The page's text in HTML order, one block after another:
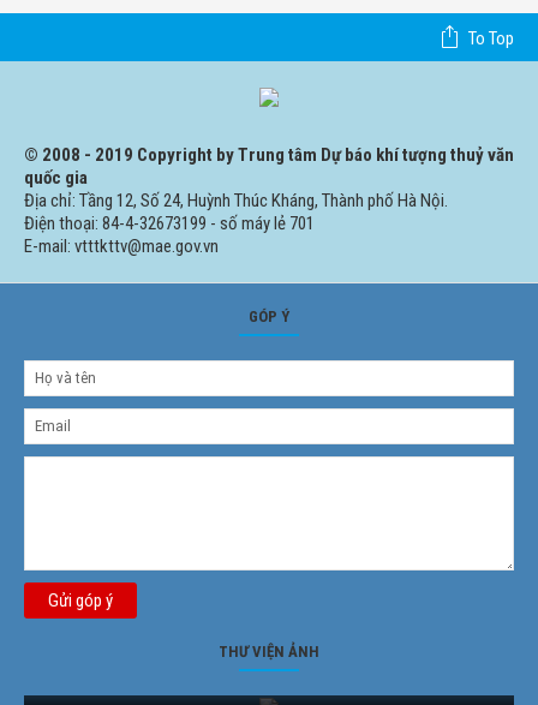
To Top
© 2008 - 2019 Copyright by Trung tâm Dự báo khí tượng thuỷ văn
quốc gia
Địa chỉ: Tầng 12, Số 24, Huỳnh Thúc Kháng, Thành phố Hà Nội.
Điện thoại: 84-4-32673199 - số máy lẻ 701
E-mail: vtttkttv@mae.gov.vn
GÓP Ý
Gửi góp ý
THƯ VIỆN ẢNH